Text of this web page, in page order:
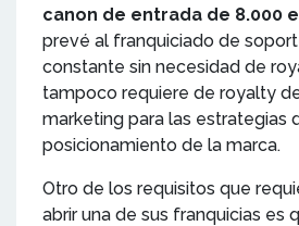
canon de entrada de 8.000
prevé al franquiciado de
constante sin necesidad de
tampoco requiere de royalty
marketing para las estrategias
posicionamiento de la marca.
Otro de los requisitos que
abrir una de sus franquicias es